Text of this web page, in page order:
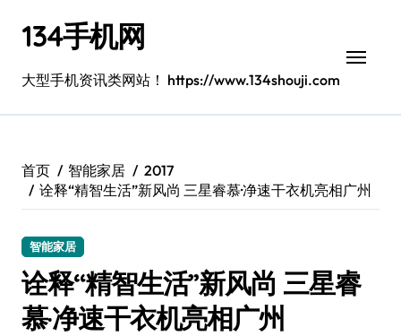
134手机网
大型手机资讯类网站！ https://www.134shouji.com
首页 智能家居
2017
诠释“精智生活”新风尚 三星睿慕·净速干衣机亮相广州
智能家居
诠释“精智生活”新风尚 三星睿
慕·净速干衣机亮相广州